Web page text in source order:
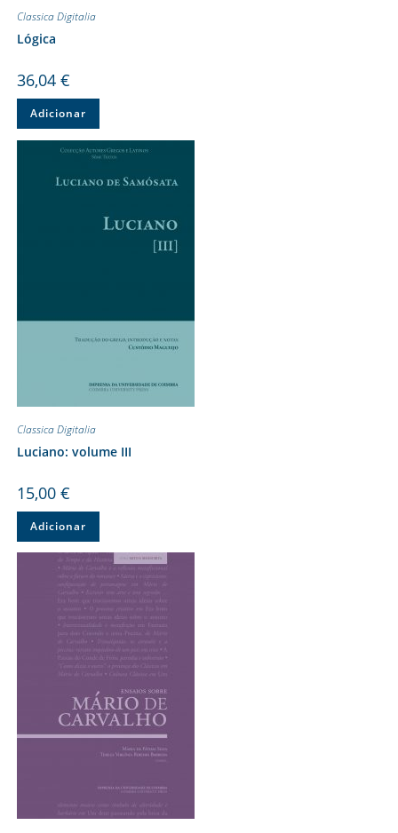
Classica Digitalia
Lógica
36,04 €
Adicionar
Classica Digitalia
Luciano: volume III
15,00 €
Adicionar